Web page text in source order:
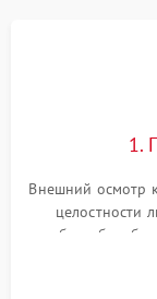
1.
Внешний осмотр
целостности
работы